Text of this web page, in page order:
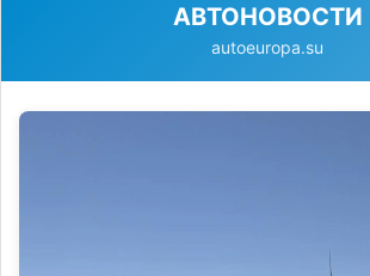
АВТОНОВОСТИ
autoeuropa.su